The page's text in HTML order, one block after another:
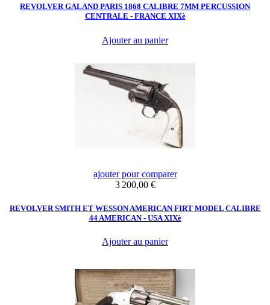
REVOLVER GALAND PARIS 1868 CALIBRE 7MM PERCUSSION
CENTRALE - FRANCE XIXè
Ajouter au panier
ajouter pour comparer
Prix
3 200,00 €
REVOLVER SMITH ET WESSON AMERICAN FIRT MODEL CALIBRE
44 AMERICAN - USA XIXè
Ajouter au panier